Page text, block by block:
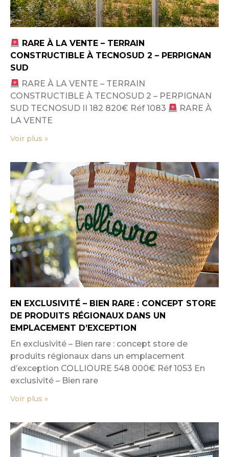
RARE À LA VENTE – TERRAIN
CONSTRUCTIBLE À TECNOSUD 2 – PERPIGNAN
SUD
RARE À LA VENTE – TERRAIN
CONSTRUCTIBLE À TECNOSUD 2 – PERPIGNAN
SUD TECNOSUD II 182 820€ Réf 1083
RARE À
LA VENTE
Voir plus »
EN EXCLUSIVITÉ – BIEN RARE : CONCEPT STORE
DE PRODUITS RÉGIONAUX DANS UN
EMPLACEMENT D’EXCEPTION
En exclusivité – Bien rare : concept store de
produits régionaux dans un emplacement
d’exception COLLIOURE 548 000€ Réf 1053 En
exclusivité – Bien rare
Voir plus »